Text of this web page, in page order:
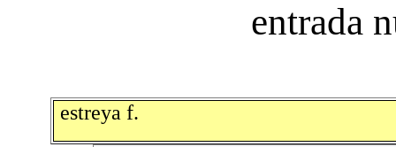
entrada
estreya f.